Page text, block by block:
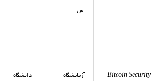
امن
Bitcoin Security
آزمایشگاه
دانشگاه